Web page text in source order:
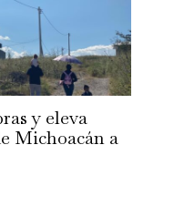
y eleva
Michoacán a